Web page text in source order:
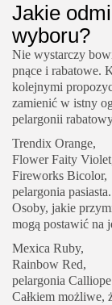
Jakie
wyboru?
Nie wystarczy
pnące i rabatowe.
kolejnymi
zamienić w istny
pelargonii
Trendix Orange,
Flower Faity
Fireworks Bicolor,
pelargonia pasiasta.
Osoby, jakie
mogą postawić na
Mexica Ruby,
Rainbow Red,
pelargonia
Całkiem możliwe,